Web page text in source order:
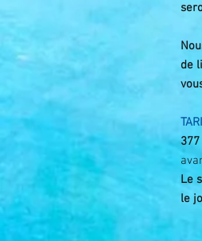
de
Le
le